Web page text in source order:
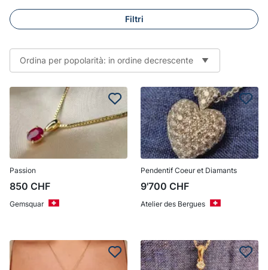
Filtri
Ordina per popolarità: in ordine decrescente
Passion
850 CHF
Gemsquar
Pendentif Coeur et Diamants
9'700 CHF
Atelier des Bergues